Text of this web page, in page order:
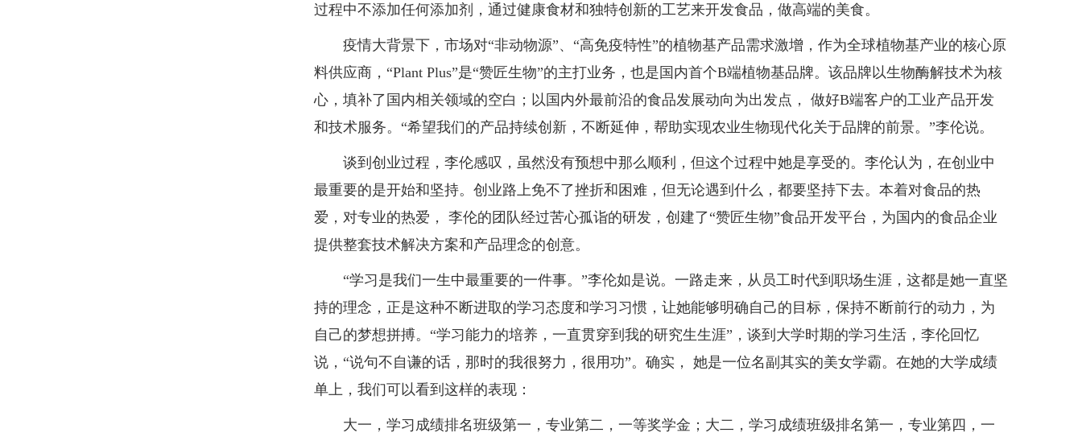
过程中不添加任何添加剂，通过健康食材和独特创新的工艺来开发食品，做高端的美食。
疫情大背景下，市场对“非动物源”、“高免疫特性”的植物基产品需求激增，作为全球植物基产业的核心原
料供应商，“Plant Plus”是“赞匠生物”的主打业务，也是国内首个B端植物基品牌。该品牌以生物酶解技术为核
心，填补了国内相关领域的空白；以国内外最前沿的食品发展动向为出发点， 做好B端客户的工业产品开发
和技术服务。“希望我们的产品持续创新，不断延伸，帮助实现农业生物现代化关于品牌的前景。”李伦说。
谈到创业过程，李伦感叹，虽然没有预想中那么顺利，但这个过程中她是享受的。李伦认为，在创业中
最重要的是开始和坚持。创业路上免不了挫折和困难，但无论遇到什么，都要坚持下去。本着对食品的热
爱，对专业的热爱， 李伦的团队经过苦心孤诣的研发，创建了“赞匠生物”食品开发平台，为国内的食品企业
提供整套技术解决方案和产品理念的创意。
“学习是我们一生中最重要的一件事。”李伦如是说。一路走来，从员工时代到职场生涯，这都是她一直坚
持的理念，正是这种不断进取的学习态度和学习习惯，让她能够明确自己的目标，保持不断前行的动力，为
自己的梦想拼搏。“学习能力的培养，一直贯穿到我的研究生生涯”，谈到大学时期的学习生活，李伦回忆
说，“说句不自谦的话，那时的我很努力，很用功”。确实， 她是一位名副其实的美女学霸。在她的大学成绩
单上，我们可以看到这样的表现：
大一，学习成绩排名班级第一，专业第二，一等奖学金；大二，学习成绩班级排名第一，专业第四，一